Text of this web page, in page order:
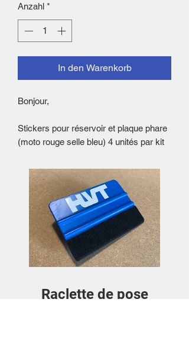
Anzahl *
In den Warenkorb
Bonjour,
Stickers pour réservoir et plaque phare
(moto rouge selle bleu) 4 unités par kit
Raclette de pose